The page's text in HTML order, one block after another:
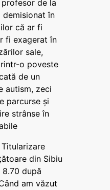
de la
demisionat în
că ar fi
fi exagerat în
sale,
o poveste
de un
autism, zeci
parcurse și
strânse în
din Sibiu
după
am văzut